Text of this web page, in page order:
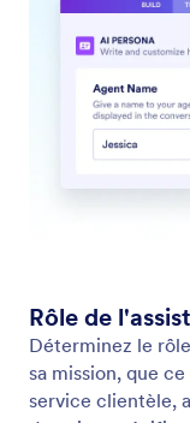
Visualisez,
conversations